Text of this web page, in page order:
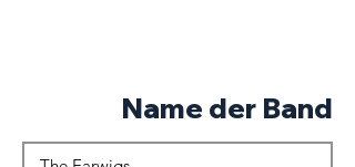
Name der Band